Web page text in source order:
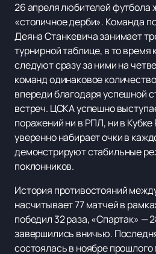
26 апреля любителей футбола
«столичное дерби». Команда
Деяна Станкевича занимает
турнирной таблице, в то время
следуют сразу за ними на
команд одинаковое
впереди благодаря успешной
встреч. ЦСКА успешно
поражений ни в РПЛ, ни в
уверенно набирает очки в
демонстрируют стабильные
поклонников.
История противостояний
насчитывает 77 матчей в
победил 32 раза, «Спартак» —
завершились вничью.
состоялась в ноябре